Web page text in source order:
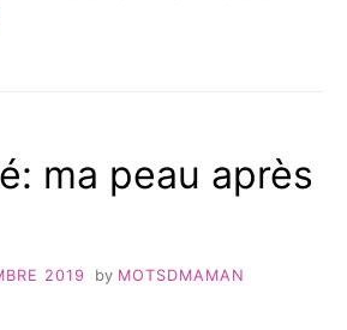
D’ELLAma peau après
2019 by MOTSDMAMAN